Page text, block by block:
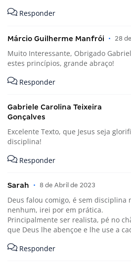
Responder
Márcio Guilherme Manfrói • 28
Muito Interessante, Obrigado
estes princípios, grande abraço!
Responder
Gabriele Carolina Teixeira
Gonçalves
Excelente Texto, que Jesus seja
disciplina!
Responder
Sarah • 8 de Abril de 2023
Deus falou comigo, é sem disciplina
nenhum, irei por em prática.
Principalmente ser realista, pé no
que Deus lhe abençoe e lhe use a
Responder